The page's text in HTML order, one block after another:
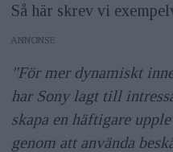
Så här skrev vi
ANNONS
"För mer dynamiskt
har Sony lagt till
skapa en häftigare
genom att använda